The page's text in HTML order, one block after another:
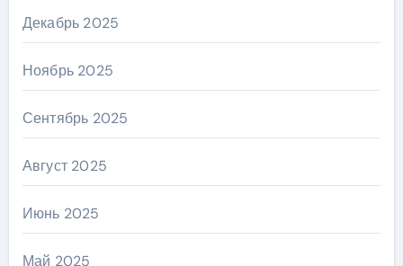
Декабрь 2025
Ноябрь 2025
Сентябрь 2025
Август 2025
Июнь 2025
Май 2025